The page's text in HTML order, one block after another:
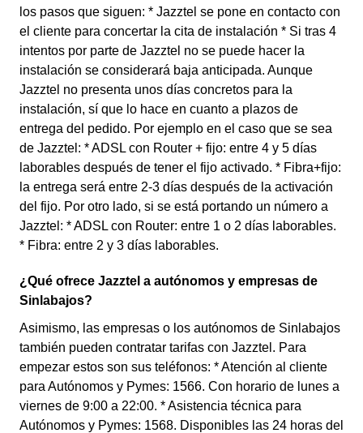
los pasos que siguen: * Jazztel se pone en contacto con
el cliente para concertar la cita de instalación * Si tras 4
intentos por parte de Jazztel no se puede hacer la
instalación se considerará baja anticipada. Aunque
Jazztel no presenta unos días concretos para la
instalación, sí que lo hace en cuanto a plazos de
entrega del pedido. Por ejemplo en el caso que se sea
de Jazztel: * ADSL con Router + fijo: entre 4 y 5 días
laborables después de tener el fijo activado. * Fibra+fijo:
la entrega será entre 2-3 días después de la activación
del fijo. Por otro lado, si se está portando un número a
Jazztel: * ADSL con Router: entre 1 o 2 días laborables.
* Fibra: entre 2 y 3 días laborables.
¿Qué ofrece Jazztel a autónomos y empresas de
Sinlabajos?
Asimismo, las empresas o los autónomos de Sinlabajos
también pueden contratar tarifas con Jazztel. Para
empezar estos son sus teléfonos: * Atención al cliente
para Autónomos y Pymes: 1566. Con horario de lunes a
viernes de 9:00 a 22:00. * Asistencia técnica para
Autónomos y Pymes: 1568. Disponibles las 24 horas del